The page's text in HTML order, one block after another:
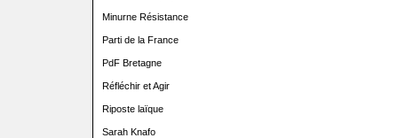
Minurne Résistance
Parti de la France
PdF Bretagne
Réfléchir et Agir
Riposte laïque
Sarah Knafo